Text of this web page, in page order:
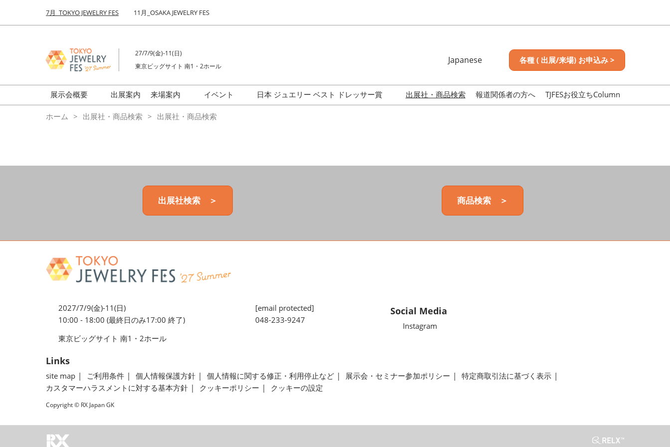
キ
し
て
む
to
7月_TOKYO JEWELRY FES 11月_OSAKA JEWELRY FES
27/7/9(金)-11(日)
東京ビッグサイト 南1・2ホール
Japanese
English
各種 ( 出展/来場) お申込み >
展示会概要
前回来場者数
ミネラル&ストーンFES
出展案内
来場案内
会場の様子
イベント
日本 ジュエリー ベスト ドレッサー賞
出展社・商品検索 報道関係者の方へ TJFESお役立ちColumn
ホーム 出展社・商品検索 出展社・商品検索
出展社検索 ＞ 商品検索 ＞
2027/7/9(金)-11(日)
10:00 - 18:00 (最終日のみ17:00 終了)
東京ビッグサイト 南1・2ホール
[email protected]
048-233-9247
Social Media
Instagram
Links
site map ご利用条件 個人情報保護方針 個人情報に関する修正・利用停止など 展示会・セミナー参加ポリシー
特定商取引法に基づく表示
カスタマーハラスメントに対する基本方針
クッキーポリシー クッキーの設定
Copyright © RX Japan GK